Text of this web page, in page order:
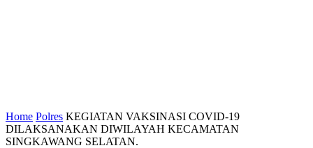
Home Polres KEGIATAN VAKSINASI COVID-19
DILAKSANAKAN DIWILAYAH KECAMATAN
SINGKAWANG SELATAN.